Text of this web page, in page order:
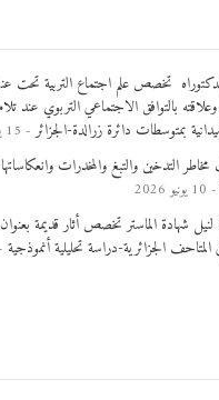
تخصص علم اجتماع التربية تحت
بالتوافق الاجتماعي التربوي عند
بمتوسطات دائرة زرالدة-الجزائر
15 يونيو 2026
التدخين والتبغ والمخدرات
10 يونيو 2026
شهادة الماستر تخصص أثار قديمة
المتاحف الجزائرية-دراسة تحليلية أنموذجية